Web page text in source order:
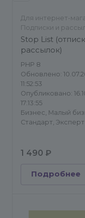
Для интернет-
Подписки и
Stop List
рассылок)
PHP 8
Обновлено:
11:52:53
Опубликовано:
17:13:55
Бизнес, Малый
Стандарт, Эксперт
1 490 ₽
Подробнее